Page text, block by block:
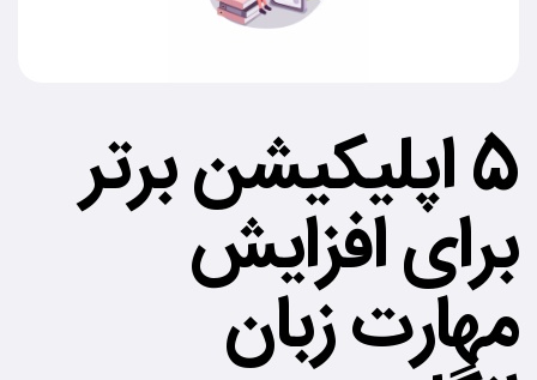
5 اپلیکیشن برتر
برای افزایش
مهارت زبان